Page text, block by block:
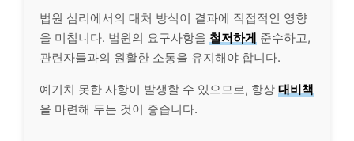
법원 심리에서의 대처 방식이 결과에 직접적인 영향
을 미칩니다. 법원의 요구사항을 철저하게 준수하고,
관련자들과의 원활한 소통을 유지해야 합니다.
예기치 못한 사항이 발생할 수 있으므로, 항상 대비책
을 마련해 두는 것이 좋습니다.